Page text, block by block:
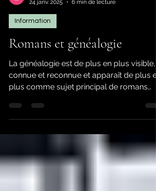
24 janv. 2025
Romans et généalogie
La généalogie est de plus en plus visible,
connue et reconnue et apparaît de plus
plus comme sujet principal de romans